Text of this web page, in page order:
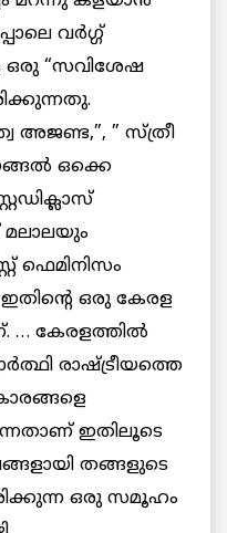
വര്‍ഗ്ഗ്
ഒരു “സവിശേഷ
അജണ്ട,”, ” സ്ത്രീ
ഒക്കെ
ഫെമിനിസം
ഇതിന്റെ ഒരു കേരള
… കേരളത്തില്‍
രാഷ്ട്രീയത്തെ
ഇതിലൂടെ
തങ്ങളുടെ
ഒരു സമൂഹം